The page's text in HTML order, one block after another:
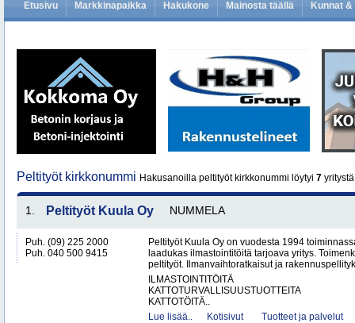
Etusivu Markkinapaikka Hakukone Mainosta täällä Kunnat
Peltityöt kirkkonummi Hakusanoilla peltityöt kirkkonummi löytyi 7
1. Peltityöt Kuula Oy NUMMELA
Puh. (09) 225 2000
Puh. 040 500 9415
Peltityöt Kuula Oy on vuodesta 1994
laadukas ilmastointitöitä tarjoava yritys.
peltityöt. Ilmanvaihtoratkaisut ja
ILMASTOINTITÖITÄ
KATTOTURVALLISUUSTUOTTEITA
KATTOTÖITÄ..
Lue lisää..
Kotisivut Tuotteet ja palvelut